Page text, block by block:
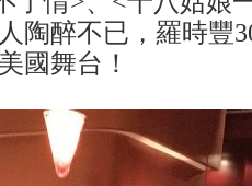
陶醉不已，羅時豐
國舞台！